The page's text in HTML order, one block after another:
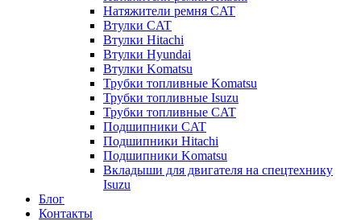
Натяжители ремня CAT
Втулки CAT
Втулки Hitachi
Втулки Hyundai
Втулки Komatsu
Трубки топливные Komatsu
Трубки топливные Isuzu
Трубки топливные CAT
Подшипники CAT
Подшипники Hitachi
Подшипники Komatsu
Вкладыши для двигателя на спецтехнику
Isuzu
Блог
Контакты